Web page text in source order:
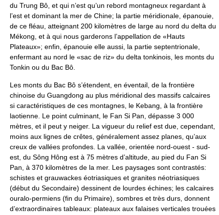
du Trung Bô, et qui n’est qu’un rebord montagneux regardant à
l’est et dominant la mer de Chine; la partie méridionale, épanouie,
de ce fléau, atteignant 200 kilomètres de large au nord du delta du
Mékong, et à qui nous garderons l’appellation de «Hauts
Plateaux»; enfin, épanouie elle aussi, la partie septentrionale,
enfermant au nord le «sac de riz» du delta tonkinois, les monts du
Tonkin ou du Bac Bô.
Les monts du Bac Bô s’étendent, en éventail, de la frontière
chinoise du Guangdong au plus méridional des massifs calcaires
si caractéristiques de ces montagnes, le Kebang, à la frontière
laotienne. Le point culminant, le Fan Si Pan, dépasse 3 000
mètres, et il peut y neiger. La vigueur du relief est due, cependant,
moins aux lignes de crêtes, généralement assez planes, qu’aux
creux de vallées profondes. La vallée, orientée nord-ouest - sud-
est, du Sông Hông est à 75 mètres d’altitude, au pied du Fan Si
Pan, à 370 kilomètres de la mer. Les paysages sont contrastés:
schistes et grauwackes éotriasiques et granites néotriasiques
(début du Secondaire) dessinent de lourdes échines; les calcaires
ouralo-permiens (fin du Primaire), sombres et très durs, donnent
d’extraordinaires tableaux: plateaux aux falaises verticales trouées